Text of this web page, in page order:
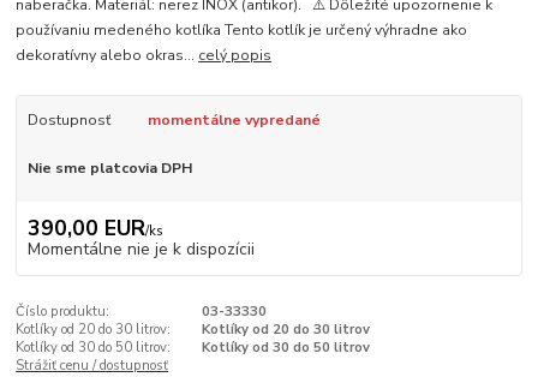
naberačka. Materiál: nerez INOX (antikor). ⚠️ Dôležité upozornenie k
používaniu medeného kotlíka Tento kotlík je určený výhradne ako
dekoratívny alebo okras... celý popis
Dostupnosť momentálne vypredané
Nie sme platcovia DPH
390,00 EUR/ks
Momentálne nie je k dispozícii
Číslo produktu:
03-33330
Kotlíky od 20 do 30 litrov:
Kotlíky od 20 do 30 litrov
Kotlíky od 30 do 50 litrov:
Kotlíky od 30 do 50 litrov
Strážiť cenu / dostupnosť